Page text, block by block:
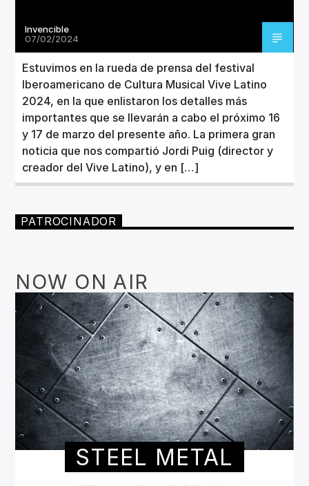
Invencible Radio
Invencible
07/02/2024
Estuvimos en la rueda de prensa del festival
Iberoamericano de Cultura Musical Vive Latino
2024, en la que enlistaron los detalles más
importantes que se llevarán a cabo el próximo 16
y 17 de marzo del presente año. La primera gran
noticia que nos compartió Jordi Puig (director y
creador del Vive Latino), y en […]
PATROCINADOR
NOW ON AIR
STEEL METAL